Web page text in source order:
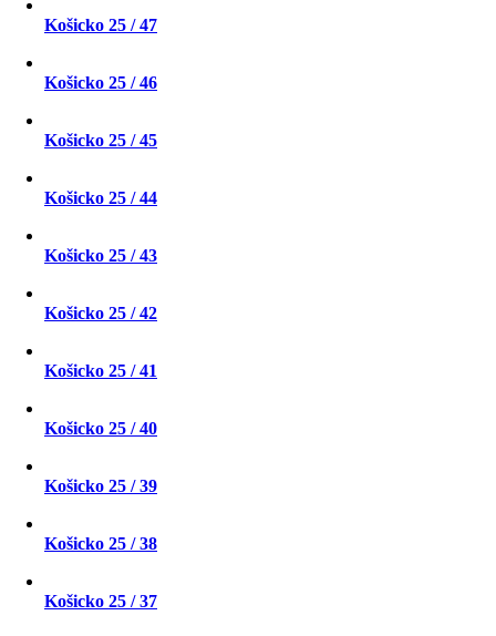
Košicko 25 / 47
Košicko 25 / 46
Košicko 25 / 45
Košicko 25 / 44
Košicko 25 / 43
Košicko 25 / 42
Košicko 25 / 41
Košicko 25 / 40
Košicko 25 / 39
Košicko 25 / 38
Košicko 25 / 37